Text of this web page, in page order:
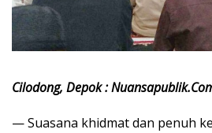
Cilodong, Depok :
— Suasana khidmat dan penuh